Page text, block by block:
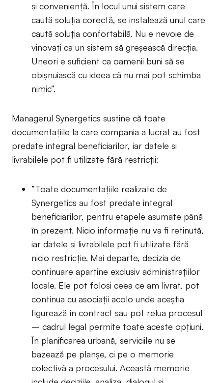
și conveniență. În locul unui sistem care
caută soluția corectă, se instalează unul care
caută soluția confortabilă. Nu e nevoie de
vinovați ca un sistem să greșească direcția.
Uneori e suficient ca oamenii buni să se
obișnuiască cu ideea că nu mai pot schimba
nimic”.
Managerul Synergetics susține că toate
documentațiile la care compania a lucrat au fost
predate integral beneficiarilor, iar datele și
livrabilele pot fi utilizate fără restricții:
”Toate documentațiile realizate de
Synergetics au fost predate integral
beneficiarilor, pentru etapele asumate până
în prezent. Nicio informație nu va fi reținută,
iar datele și livrabilele pot fi utilizate fără
nicio restricție. Mai departe, decizia de
continuare aparține exclusiv administrațiilor
locale. Ele pot folosi ceea ce am livrat, pot
continua cu asociații acolo unde aceștia
figurează în contract sau pot relua procesul
– cadrul legal permite toate aceste opțiuni.
În planificarea urbană, serviciile nu se
bazează pe planșe, ci pe o memorie
colectivă a procesului. Această memorie